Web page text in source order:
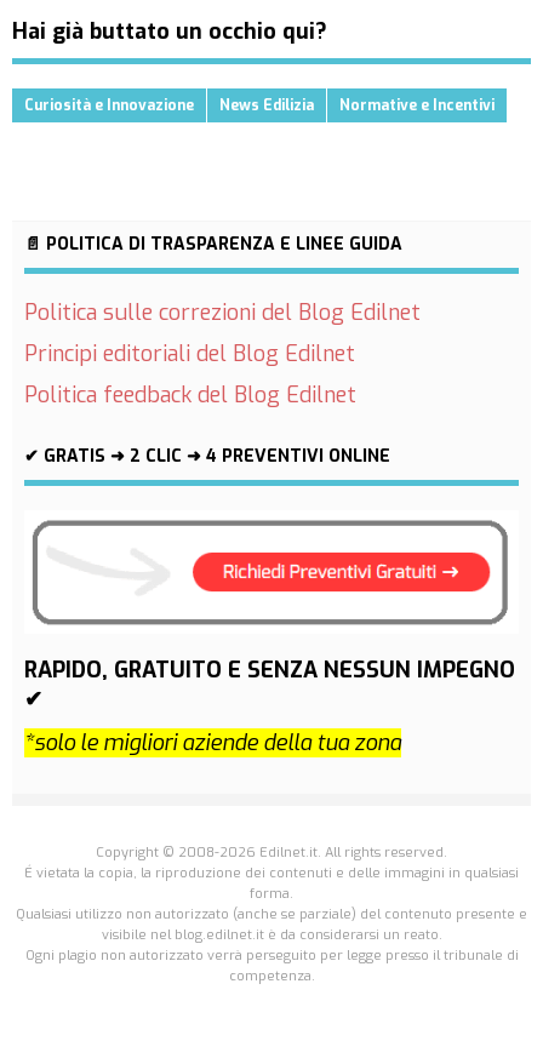
Hai già buttato un occhio qui?
Curiosità e Innovazione News Edilizia Normative e Incentivi
📄 POLITICA DI TRASPARENZA E LINEE GUIDA
Politica sulle correzioni del Blog Edilnet
Principi editoriali del Blog Edilnet
Politica feedback del Blog Edilnet
✔ GRATIS ➜ 2 CLIC ➜ 4 PREVENTIVI ONLINE
RAPIDO, GRATUITO E SENZA NESSUN IMPEGNO
✔
*solo le migliori aziende della tua zona
Copyright © 2008-2026 Edilnet.it. All rights reserved.
É vietata la copia, la riproduzione dei contenuti e delle immagini in qualsiasi
forma.
Qualsiasi utilizzo non autorizzato (anche se parziale) del contenuto presente e
visibile nel blog.edilnet.it è da considerarsi un reato.
Ogni plagio non autorizzato verrà perseguito per legge presso il tribunale di
competenza.